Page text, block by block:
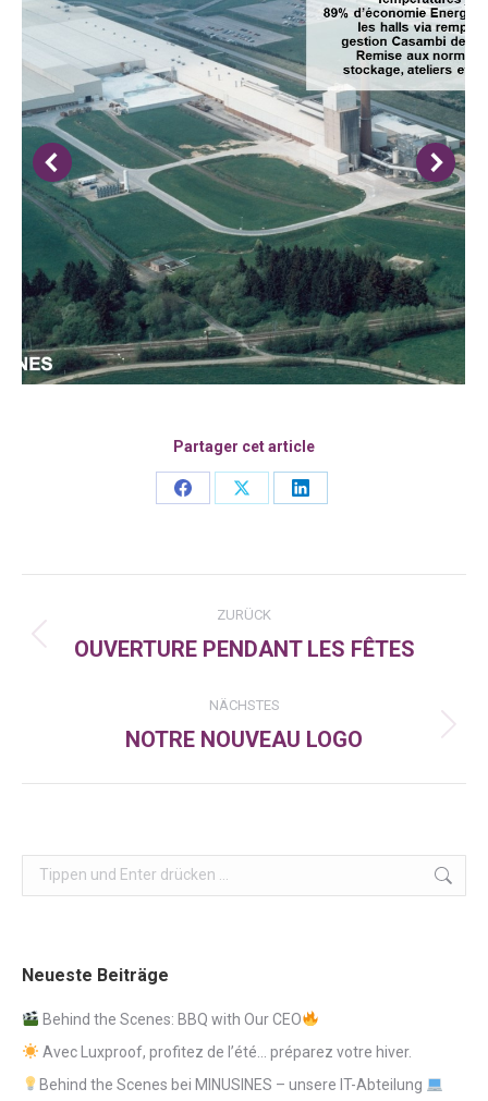
Partager cet article
Share
Share
Share
Kommentarnavigation
ZURÜCK
Vorheriger
OUVERTURE PENDANT LES FÊTES
NÄCHSTES
Nächster
NOTRE NOUVEAU LOGO
Search:
Neueste Beiträge
Behind the Scenes: BBQ with Our CEO
Avec Luxproof, profitez de l’été… préparez votre hiver.
Behind the Scenes bei MINUSINES – unsere IT-Abteilung